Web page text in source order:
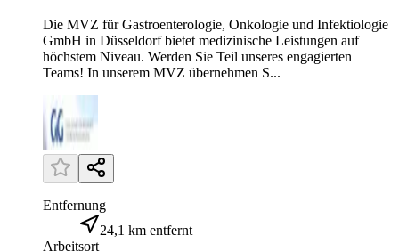
Die MVZ für Gastroenterologie, Onkologie und Infektiologie
GmbH in Düsseldorf bietet medizinische Leistungen auf
höchstem Niveau. Werden Sie Teil unseres engagierten
Teams! In unserem MVZ übernehmen S...
Entfernung
24,1 km entfernt
Arbeitsort